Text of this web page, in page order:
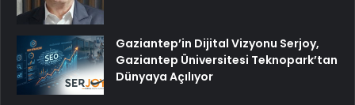
Gaziantep’in Dijital Vizyonu Serjoy,
Gaziantep Üniversitesi Teknopark’tan
Dünyaya Açılıyor